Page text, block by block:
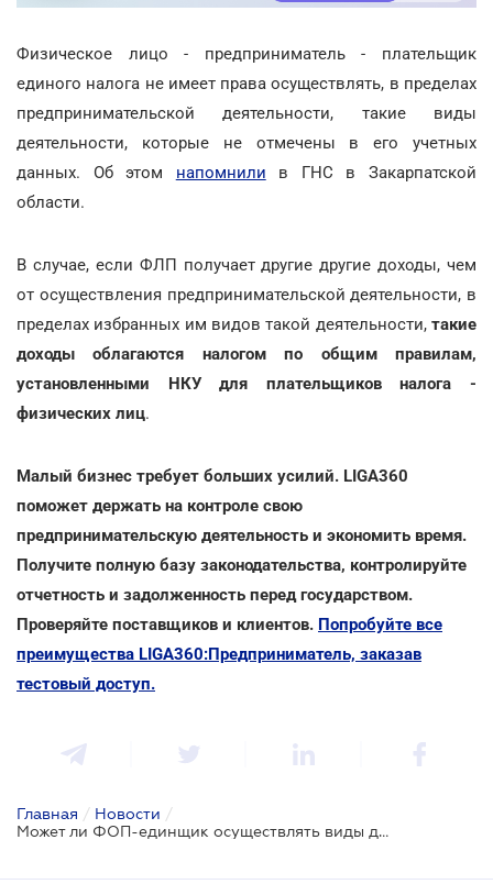
Физическое лицо - предприниматель - плательщик
единого налога не имеет права осуществлять, в пределах
предпринимательской деятельности, такие виды
деятельности, которые не отмечены в его учетных
данных. Об этом напомнили в ГНС в Закарпатской
области.
В случае, если ФЛП получает другие другие доходы, чем
от осуществления предпринимательской деятельности, в
пределах избранных им видов такой деятельности, такие
доходы облагаются налогом по общим правилам,
установленными НКУ для плательщиков налога -
физических лиц.
Малый бизнес требует больших усилий. LIGA360
поможет держать на контроле свою
предпринимательскую деятельность и экономить время.
Получите полную базу законодательства, контролируйте
отчетность и задолженность перед государством.
Проверяйте поставщиков и клиентов. Попробуйте все
преимущества LIGA360:Предприниматель, заказав
тестовый доступ.
Главная / Новости /
Может ли ФОП-единщик осуществлять виды деятельности, которые не отмечены в его учетных данных?